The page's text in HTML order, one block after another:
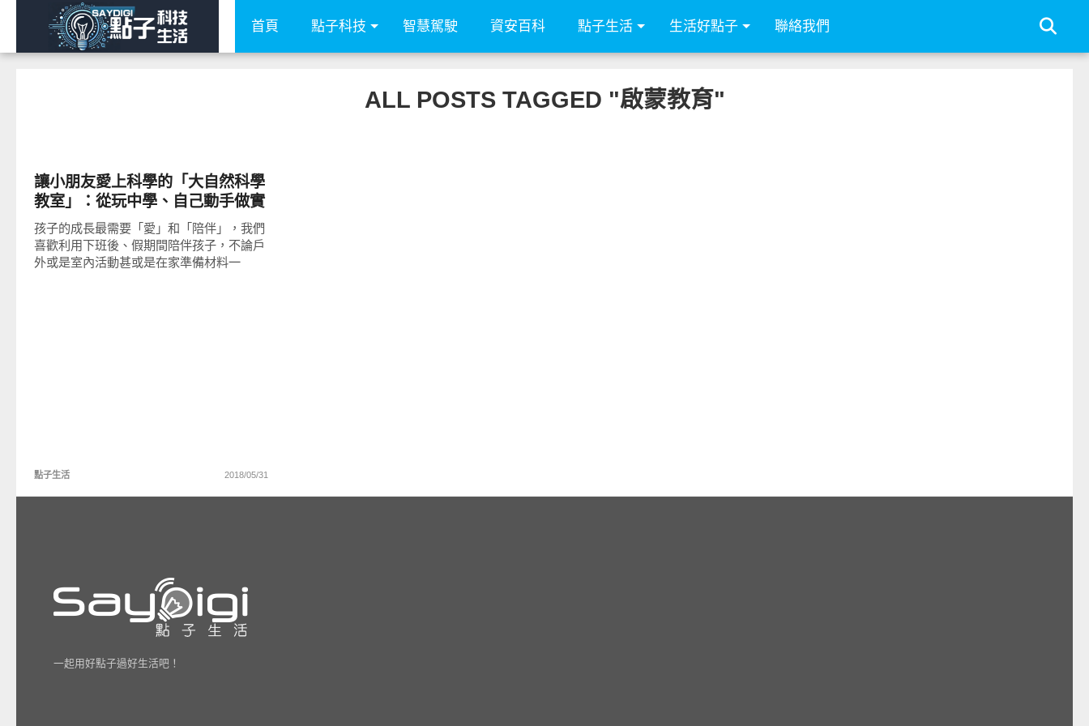
首頁 點子科技 智慧駕駛 資安百科 點子生活 生活好點子 聯絡我們
ALL POSTS TAGGED "啟蒙教育"
讓小朋友愛上科學的「大自然科學
教室」：從玩中學、自己動手做實
驗的課程開始
孩子的成長最需要「愛」和「陪伴」，我們
喜歡利用下班後、假期間陪伴孩子，不論戶
外或是室內活動甚或是在家準備材料一
點子生活 2018/05/31
一起用好點子過好生活吧！